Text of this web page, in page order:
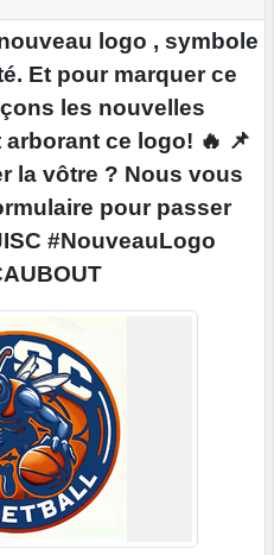
logo , symbole
Et pour marquer ce
les nouvelles
ce logo! 🔥 📌
la vôtre ? Nous vous
pour passer
#NouveauLogo